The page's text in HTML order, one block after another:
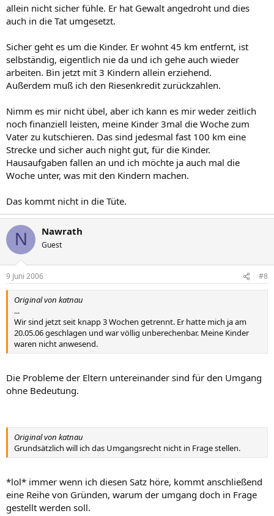
allein nicht sicher fühle. Er hat Gewalt angedroht und dies
auch in die Tat umgesetzt.
Sicher geht es um die Kinder. Er wohnt 45 km entfernt, ist
selbständig, eigentlich nie da und ich gehe auch wieder
arbeiten. Bin jetzt mit 3 Kindern allein erziehend.
Außerdem muß ich den Riesenkredit zurückzahlen.
Nimm es mir nicht übel, aber ich kann es mir weder zeitlich
noch finanziell leisten, meine Kinder 3mal die Woche zum
Vater zu kutschieren. Das sind jedesmal fast 100 km eine
Strecke und sicher auch night gut, für die Kinder.
Hausaufgaben fallen an und ich möchte ja auch mal die
Woche unter, was mit den Kindern machen.
Das kommt nicht in die Tüte.
N Nawrath
Guest
9 Juni 2006 #8
Original von katnau
...
Wir sind jetzt seit knapp 3 Wochen getrennt. Er hatte mich ja am
20.05.06 geschlagen und war völlig unberechenbar. Meine Kinder
waren nicht anwesend.
Die Probleme der Eltern untereinander sind für den Umgang
ohne Bedeutung.
Original von katnau
Grundsätzlich will ich das Umgangsrecht nicht in Frage stellen.
*lol* immer wenn ich diesen Satz höre, kommt anschließend
eine Reihe von Gründen, warum der umgang doch in Frage
gestellt werden soll.